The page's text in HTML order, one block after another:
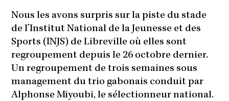
Nous les avons surpris sur la piste du stade
de l’Institut National de la Jeunesse et des
Sports (INJS) de Libreville où elles sont
regroupement depuis le 26 octobre dernier.
Un regroupement de trois semaines sous
management du trio gabonais conduit par
Alphonse Miyoubi, le sélectionneur national.